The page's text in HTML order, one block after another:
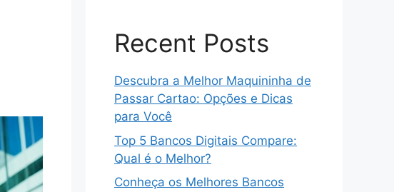
Recent Posts
Descubra a Melhor Maquininha de
Passar Cartao: Opções e Dicas
para Você
Top 5 Bancos Digitais Compare:
Qual é o Melhor?
Conheça os Melhores Bancos